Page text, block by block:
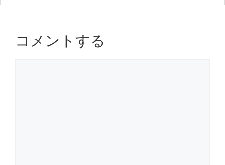
コメントする